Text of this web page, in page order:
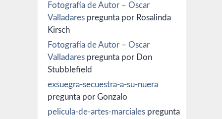
Fotografía de Autor – Oscar
Valladares pregunta por Rosalinda
Kirsch
Fotografía de Autor – Oscar
Valladares pregunta por Don
Stubblefield
exsuegra-secuestra-a-su-nuera
pregunta por Gonzalo
pelicula-de-artes-marciales pregunta